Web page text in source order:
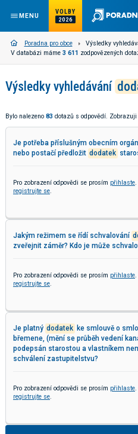
MENU
VOLBY
2026
Poradna pro obce
Výsledky
V databázi máme 3 611 zodpovězených
Výsledky vyhledávání
Bylo nalezeno 83 dotazů s odpovědí.
Je potřeba příslušným obecním
nebo postačí předložit dodatek
Pro zobrazení odpovědi se prosím přihlaste.
registrujte se.
Jakým režimem se řídí schvalování
zveřejnit záměr? Kdo je může
Pro zobrazení odpovědi se prosím přihlaste.
registrujte se.
Je platný dodatek ke smlouvě o
břemene, (mění se průběh vedení
podepsán starostou a vlastníkem
schválení zastupitelstvu?
Pro zobrazení odpovědi se prosím přihlaste.
registrujte se.